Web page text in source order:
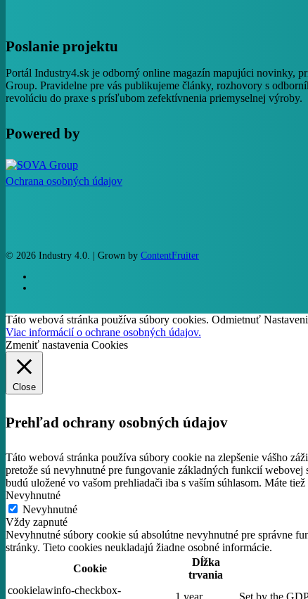
Poslanie projektu
Portál Industry4.sk je odborný online magazín mapujúci novinky,
Group. Pravidelne pre vás publikujeme články, rozhovory s
revolúciu do praxe s prísľubom zefektívnenia priemyselnej výroby.
Powered by
Ochrana osobných údajov
© 2026 Industry 4.0. | Grown by ContentFruiter
Táto webová stránka používa súbory cookies. Odmietnuť
Viac informácií o ochrane osobných údajov.
Zmeniť nastavenia Cookies
Close
Prehľad ochrany osobných údajov
Táto webová stránka používa súbory cookie na zlepšenie vášho
pretože sú nevyhnutné pre fungovanie základných funkcií webovej
budú uložené vo vašom prehliadači iba s vaším súhlasom. Máte
Nevyhnutné
Nevyhnutné
Vždy zapnuté
Nevyhnutné súbory cookie sú absolútne nevyhnutné pre správne
stránky. Tieto cookies neukladajú žiadne osobné informácie.
Cookie
Dĺžka
trvania
cookielawinfo-checkbox-